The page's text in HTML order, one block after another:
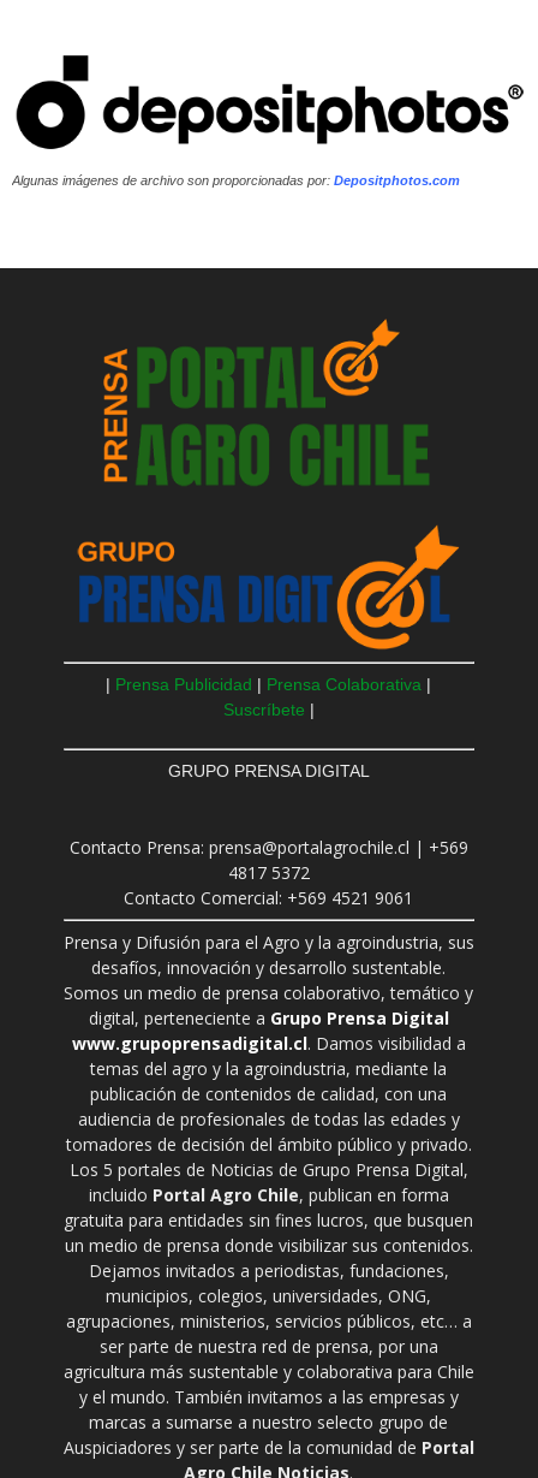
Algunas imágenes de archivo son proporcionadas por: Depositphotos.com
| Prensa Publicidad | Prensa Colaborativa |
Suscríbete |
GRUPO PRENSA DIGITAL
Contacto Prensa: prensa@portalagrochile.cl | +569
4817 5372
Contacto Comercial: +569 4521 9061
Prensa y Difusión para el Agro y la agroindustria, sus
desafíos, innovación y desarrollo sustentable.
Somos un medio de prensa colaborativo, temático y
digital, perteneciente a Grupo Prensa Digital
www.grupoprensadigital.cl. Damos visibilidad a
temas del agro y la agroindustria, mediante la
publicación de contenidos de calidad, con una
audiencia de profesionales de todas las edades y
tomadores de decisión del ámbito público y privado.
Los 5 portales de Noticias de Grupo Prensa Digital,
incluido Portal Agro Chile, publican en forma
gratuita para entidades sin fines lucros, que busquen
un medio de prensa donde visibilizar sus contenidos.
Dejamos invitados a periodistas, fundaciones,
municipios, colegios, universidades, ONG,
agrupaciones, ministerios, servicios públicos, etc… a
ser parte de nuestra red de prensa, por una
agricultura más sustentable y colaborativa para Chile
y el mundo. También invitamos a las empresas y
marcas a sumarse a nuestro selecto grupo de
Auspiciadores y ser parte de la comunidad de Portal
Agro Chile Noticias.